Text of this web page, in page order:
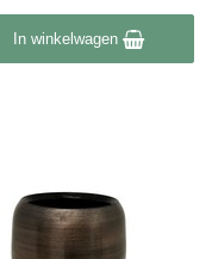
In winkelwagen